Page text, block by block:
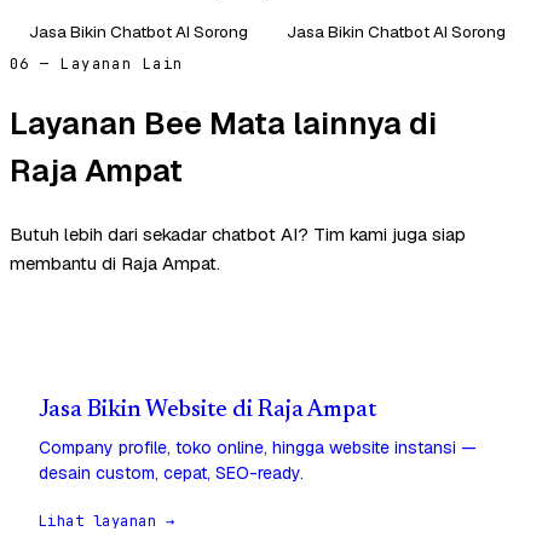
Jasa Bikin Chatbot AI Sorong
Jasa Bikin Chatbot AI Sorong
06 — Layanan Lain
Layanan Bee Mata lainnya di
Raja Ampat
Butuh lebih dari sekadar chatbot AI? Tim kami juga siap
membantu di Raja Ampat.
Jasa Bikin Website di Raja Ampat
Company profile, toko online, hingga website instansi —
desain custom, cepat, SEO-ready.
Lihat layanan →